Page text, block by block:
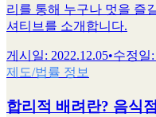
리를 통해 누구나 멋을 즐
셔티브를 소개합니다.
게시일: 2022.12.05•수정일:
제도/법률 정보
합리적 배려란? 음식